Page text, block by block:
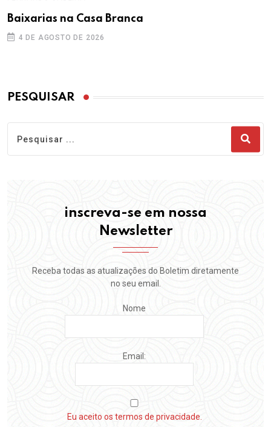
Baixarias na Casa Branca
4 DE AGOSTO DE 2026
PESQUISAR
inscreva-se em nossa
Newsletter
Receba todas as atualizações do Boletim diretamente
no seu email.
Nome
Email:
Eu aceito os termos de privacidade.